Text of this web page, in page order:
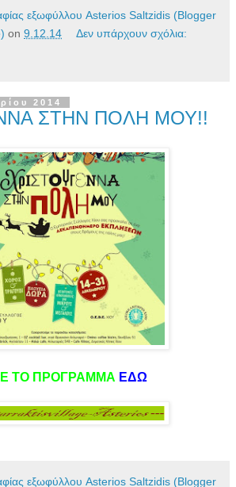
εξωφύλλου Asterios Saltzidis (Blogger
on 9.12.14 Δεν υπάρχουν σχόλια:
2014
ΣΤΗΝ ΠΟΛΗ ΜΟΥ!!
ΤΟ ΠΡΟΓΡΑΜΜΑ ΕΔΩ
εξωφύλλου Asterios Saltzidis (Blogger